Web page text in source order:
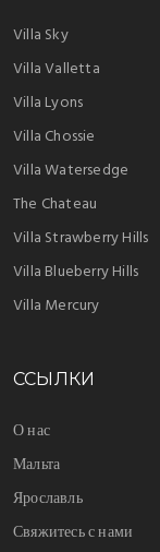
Villa Sky
Villa Valletta
Villa Lyons
Villa Chossie
Villa Watersedge
The Chateau
Villa Strawberry Hills
Villa Blueberry Hills
Villa Mercury
ССЫЛКИ
О нас
Мальта
Ярославль
Свяжитесь с нами